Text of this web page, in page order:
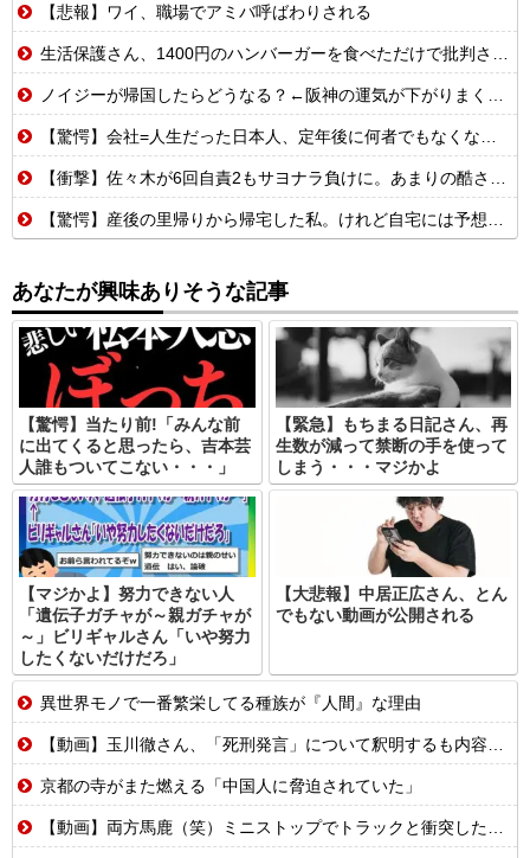
【悲報】ワイ、職場でアミバ呼ばわりされる
生活保護さん、1400円のハンバーガーを食べただけで批判される
ノイジーが帰国したらどうなる？←阪神の運気が下がりまくるやろな
【驚愕】会社=人生だった日本人、定年後に何者でもなくなるwww
【衝撃】佐々木が6回自責2もサヨナラ負けに。あまりの酷さにドン引きするドジャースファン
【驚愕】産後の里帰りから帰宅した私。けれど自宅には予想もしない人物が住み着いており……義父「お!嫁ちゃんお疲れ!俺もしばらく厄介になるよ」ギャンブル中毒&借金まみれな義父だった!
あなたが興味ありそうな記事
【驚愕】当たり前!「みんな前
に出てくると思ったら、吉本芸
人誰もついてこない・・・」
【緊急】もちまる日記さん、再
生数が減って禁断の手を使って
しまう・・・マジかよ
【マジかよ】努力できない人
「遺伝子ガチャが～親ガチャが
～」ビリギャルさん「いや努力
したくないだけだろ」
【大悲報】中居正広さん、とん
でもない動画が公開される
異世界モノで一番繁栄してる種族が『人間』な理由
【動画】玉川徹さん、「死刑発言」について釈明するも内容がクソすぎて更に大炎上……
京都の寺がまた燃える「中国人に脅迫されていた」
【動画】両方馬鹿（笑）ミニストップでトラックと衝突したドラレコが（ノ∇`）